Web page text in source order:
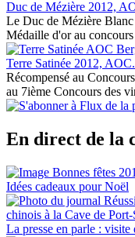
Duc de Mézière 2012,
Le Duc de Mézière Blanc
Médaille d'or au
Terre Satinée 2012,
Récompensé au
au 7ième Concours des
En direct de la
Idées cadeaux pour Noël
La presse en parle :